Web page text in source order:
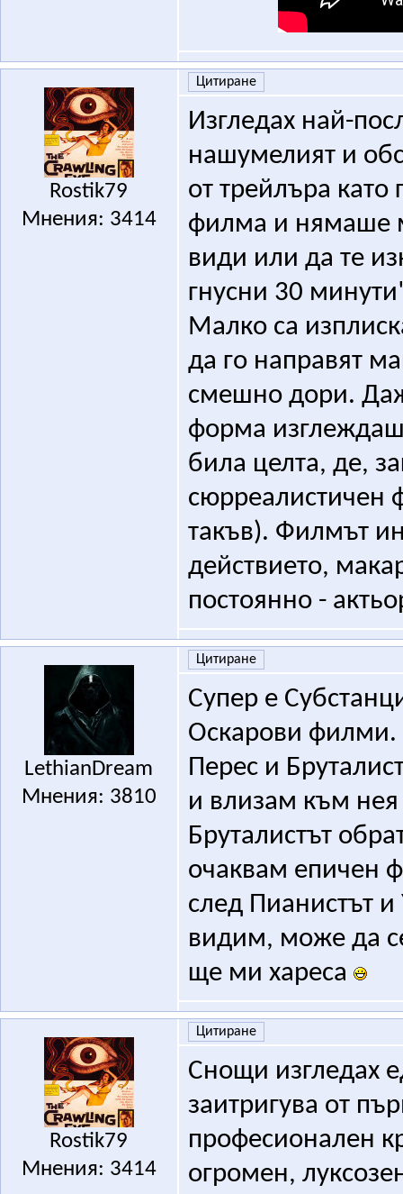
Rostik79
Мнения: 3414
Цитиране
Изгледах най-
нашумелият и
от трейлъра като
филма и нямаше
види или да те
гнусни 30
Малко са
да го направят
смешно дори.
форма
била целта, де,
сюрреалистичен
такъв). Филмът
действието,
постоянно -
LethianDream
Мнения: 3810
Цитиране
Супер е
Оскарови филми.
Перес и
и влизам към
Бруталистът
очаквам епичен
след Пианистът
видим, може да
ще ми хареса
Rostik79
Мнения: 3414
Цитиране
Снощи изгледах
заитригува от
професионален
огромен,